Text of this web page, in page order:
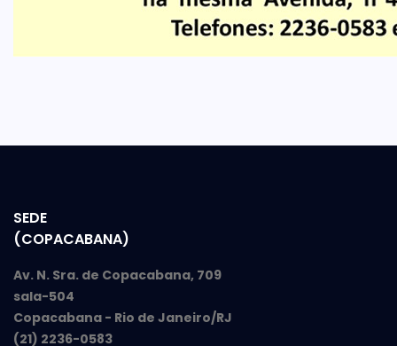
SEDE
(COPACABANA)
Av. N. Sra. de Copacabana, 709
sala-504
Copacabana - Rio de Janeiro/RJ
(21) 2236-0583